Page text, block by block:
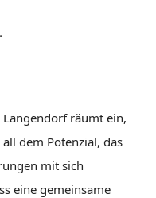
räumt ein,
dem Potenzial, das
mit sich
eine gemeinsame